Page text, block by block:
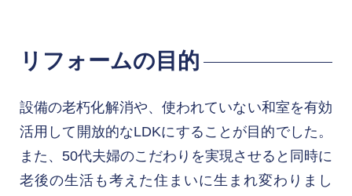
リフォームの目的
設備の老朽化解消や、使われていない和室を有効
活用して開放的なLDKにすることが目的でした。
また、50代夫婦のこだわりを実現させると同時に
老後の生活も考えた住まいに生まれ変わりまし